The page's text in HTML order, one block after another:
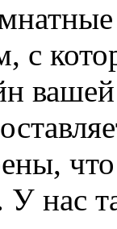
с
нас